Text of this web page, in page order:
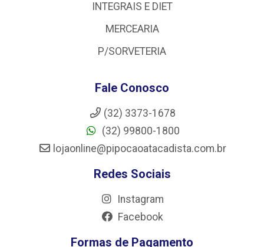
INTEGRAIS E DIET
MERCEARIA
P/SORVETERIA
Fale Conosco
(32) 3373-1678
(32) 99800-1800
lojaonline@pipocaoatacadista.com.br
Redes Sociais
Instagram
Facebook
Formas de Pagamento